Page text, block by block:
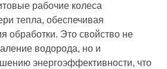
рабочие колеса
тепла, обеспечивая
обработки. Это свойство не
водорода, но и
энергоэффективности, что